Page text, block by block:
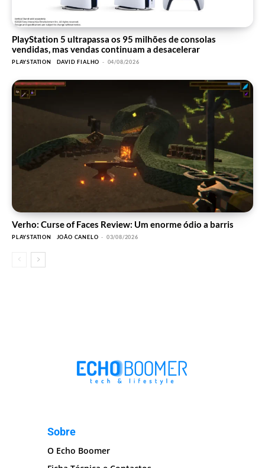
PlayStation 5 ultrapassa os 95 milhões de consolas
vendidas, mas vendas continuam a desacelerar
PLAYSTATION DAVID FIALHO - 04/08/2026
Verho: Curse of Faces Review: Um enorme ódio a barris
PLAYSTATION JOÃO CANELO - 03/08/2026
Sobre
O Echo Boomer